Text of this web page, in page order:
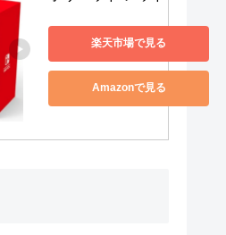
楽天市場で見る
Amazonで見る